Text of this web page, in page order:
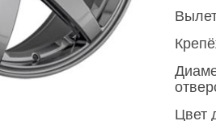
Цвет